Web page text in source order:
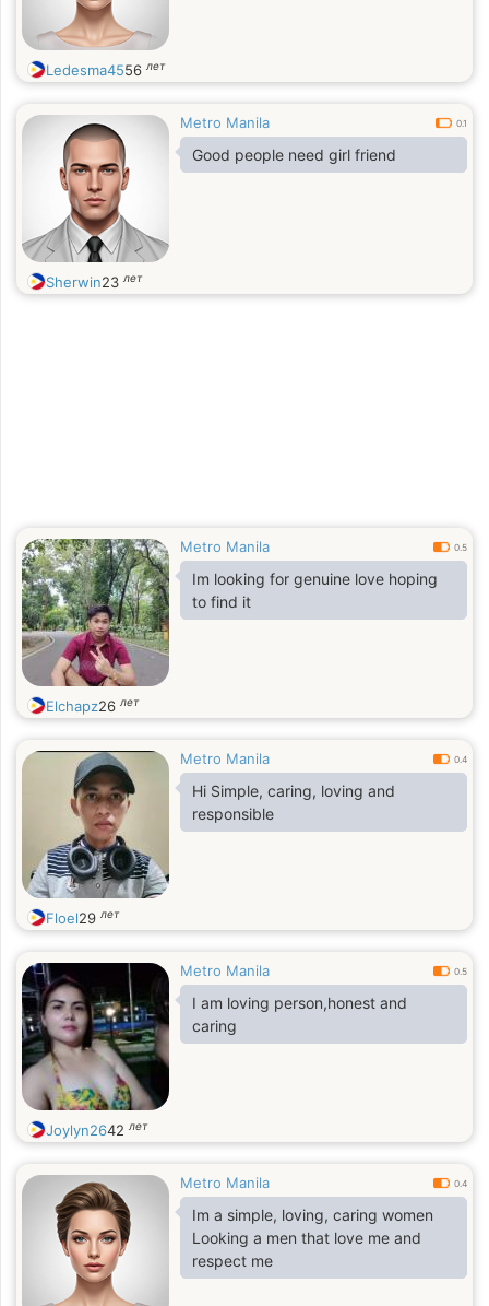
Ledesma4556 лет
Metro Manila 0.1
Good people need girl friend
Sherwin23 лет
Metro Manila 0.5
Im looking for genuine love hoping
to find it
Elchapz26 лет
Metro Manila 0.4
Hi Simple, caring, loving and
responsible
Floel29 лет
Metro Manila 0.5
I am loving person,honest and
caring
Joylyn2642 лет
Metro Manila 0.4
Im a simple, loving, caring women
Looking a men that love me and
respect me